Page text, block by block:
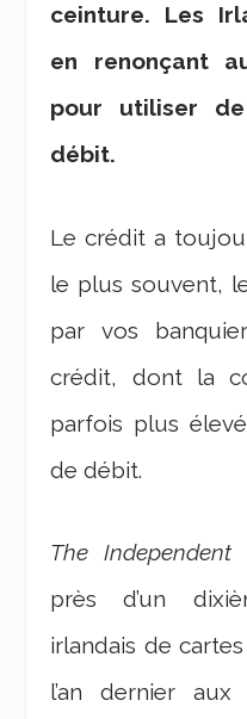
ceinture. Les
en renonçant
pour utiliser
débit.
Le crédit a
le plus souvent,
par vos
crédit, dont la
parfois plus
de débit.
The Independent
près d’un
irlandais de
l’an dernier aux